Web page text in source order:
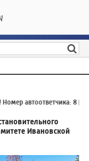
«Ивтелерадио»
автоответчика:8
Ивановской